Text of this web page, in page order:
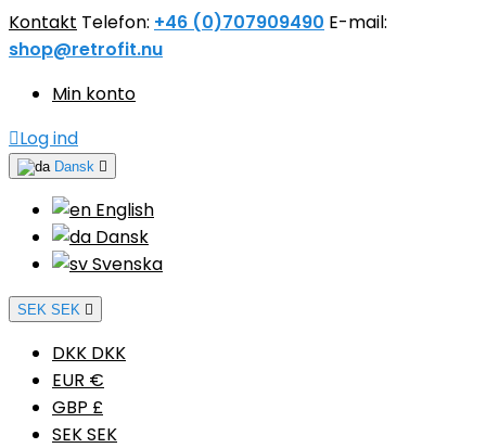
Kontakt Telefon: +46 (0)707909490 E-mail:
shop@retrofit.nu
Min konto
Log ind
Dansk 
English
Dansk
Svenska
SEK SEK 
DKK DKK
EUR €
GBP £
SEK SEK